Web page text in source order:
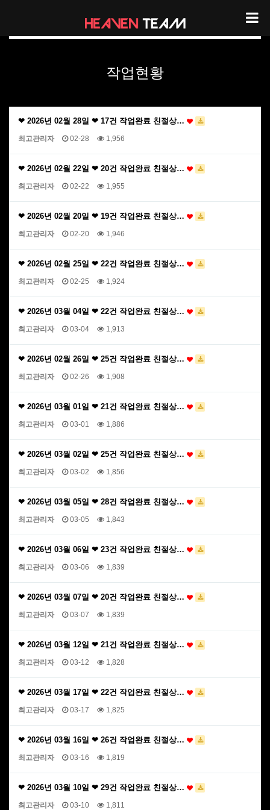
헤븐팀 작업현황
작업현황
❤ 2026년 02월 28일 ❤ 17건 작업완료 친절상…
최고관리자 02-28 1,956
❤ 2026년 02월 22일 ❤ 20건 작업완료 친절상…
최고관리자 02-22 1,955
❤ 2026년 02월 20일 ❤ 19건 작업완료 친절상…
최고관리자 02-20 1,946
❤ 2026년 02월 25일 ❤ 22건 작업완료 친절상…
최고관리자 02-25 1,924
❤ 2026년 03월 04일 ❤ 22건 작업완료 친절상…
최고관리자 03-04 1,913
❤ 2026년 02월 26일 ❤ 25건 작업완료 친절상…
최고관리자 02-26 1,908
❤ 2026년 03월 01일 ❤ 21건 작업완료 친절상…
최고관리자 03-01 1,886
❤ 2026년 03월 02일 ❤ 25건 작업완료 친절상…
최고관리자 03-02 1,856
❤ 2026년 03월 05일 ❤ 28건 작업완료 친절상…
최고관리자 03-05 1,843
❤ 2026년 03월 06일 ❤ 23건 작업완료 친절상…
최고관리자 03-06 1,839
❤ 2026년 03월 07일 ❤ 20건 작업완료 친절상…
최고관리자 03-07 1,839
❤ 2026년 03월 12일 ❤ 21건 작업완료 친절상…
최고관리자 03-12 1,828
❤ 2026년 03월 17일 ❤ 22건 작업완료 친절상…
최고관리자 03-17 1,825
❤ 2026년 03월 16일 ❤ 26건 작업완료 친절상…
최고관리자 03-16 1,819
❤ 2026년 03월 10일 ❤ 29건 작업완료 친절상…
최고관리자 03-10 1,811